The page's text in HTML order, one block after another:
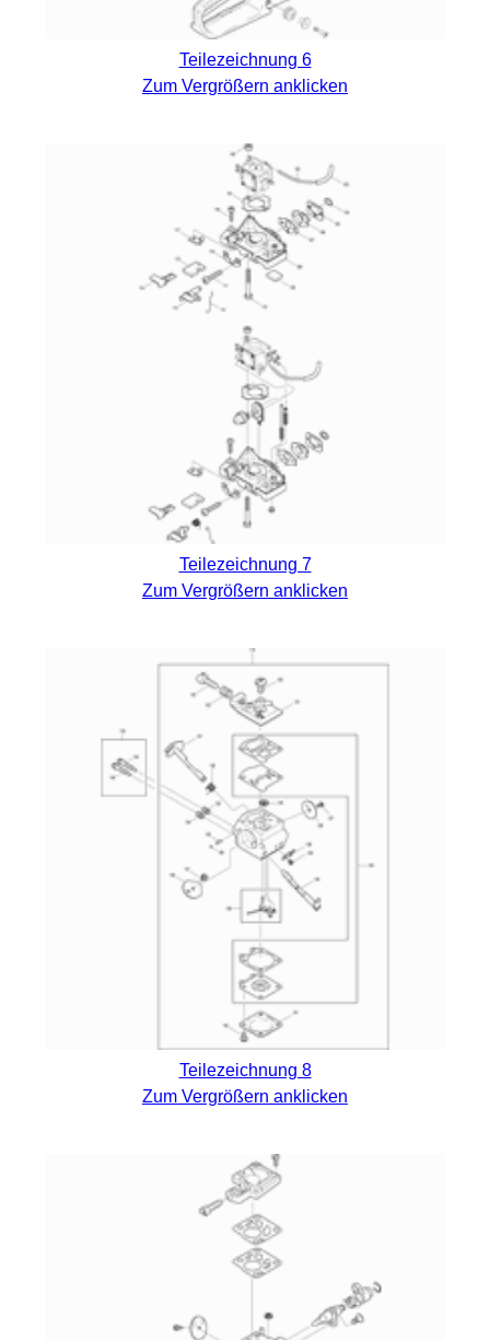
Teilezeichnung 6
Zum Vergrößern anklicken
Teilezeichnung 7
Zum Vergrößern anklicken
Teilezeichnung 8
Zum Vergrößern anklicken